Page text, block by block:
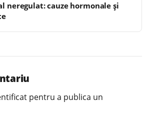
neregulat: cauze hormonale și
pentru a publica un